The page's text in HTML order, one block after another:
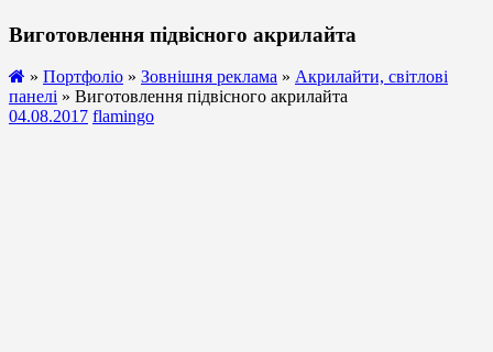
Виготовлення підвісного акрилайта
» Портфоліо » Зовнішня реклама » Акрилайти, світлові
панелі » Виготовлення підвісного акрилайта
04.08.2017 flamingo